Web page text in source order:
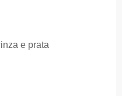
e prata